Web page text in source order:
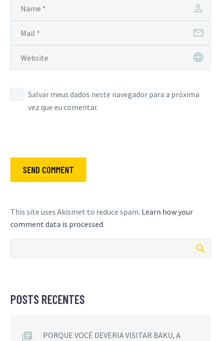
Salvar meus dados neste navegador para a próxima
vez que eu comentar.
SEND COMMENT
This site uses Akismet to reduce spam. Learn how your
comment data is processed.
POSTS RECENTES
PORQUE VOCÊ DEVERIA VISITAR BAKU, A